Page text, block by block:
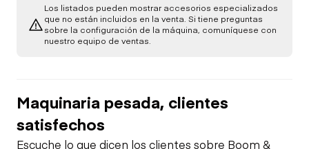
Los listados pueden mostrar accesorios especializados
que no están incluidos en la venta. Si tiene preguntas
sobre la configuración de la máquina, comuníquese con
nuestro equipo de ventas.
Maquinaria pesada, clientes
satisfechos
Escuche lo que dicen los clientes sobre Boom &